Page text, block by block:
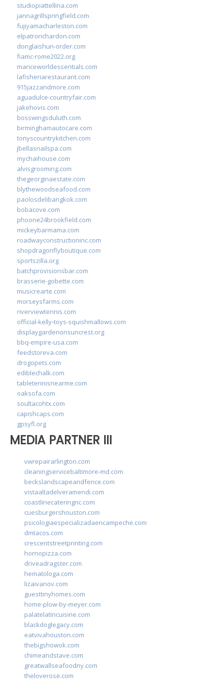
studiopiattellina.com
jannagrillspringfield.com
fujiyamacharleston.com
elpatronchardon.com
donglaishun-order.com
fiamc-rome2022.org
mariceworldessentials.com
lafisheriarestaurant.com
915jazzandmore.com
aguadulce-countryfair.com
jakehovis.com
bosswingsduluth.com
birminghamautocare.com
tonyscountrykitchen.com
jbellasnailspa.com
mychaihouse.com
alvisgrooming.com
thegeorginaestate.com
blythewoodseafood.com
paolosdelibangkok.com
bobacove.com
phoone24brookfield.com
mickeybarmama.com
roadwayconstructioninc.com
shopdragonflyboutique.com
sportszilla.org
batchprovisionsbar.com
brasserie-gobette.com
musicrearte.com
morseysfarms.com
riverviewtennis.com
official-kelly-toys-squishmallows.com
displaygardenonsuncrest.org
bbq-empire-usa.com
feedstoreva.com
drogopets.com
ediblechalk.com
tabletennisnearme.com
oaksofa.com
soultacohtx.com
capishcaps.com
gpsyfl.org
MEDIA PARTNER III
vwrepairarlington.com
cleaningservicebaltimore-md.com
beckslandscapeandfence.com
vistaaltadelveramendi.com
coastlinecateringnc.com
cuesburgershouston.com
psicologiaespecializadaencampeche.com
dmtacos.com
crescentstreetprinting.com
hornopizza.com
driveadragster.com
hematologa.com
lizaivanov.com
guesttinyhomes.com
home-plow-by-meyer.com
palatelatincuisine.com
blackdoglegacy.com
eatvivahouston.com
thebigshowok.com
chimeandstave.com
greatwallseafoodny.com
theloverose.com